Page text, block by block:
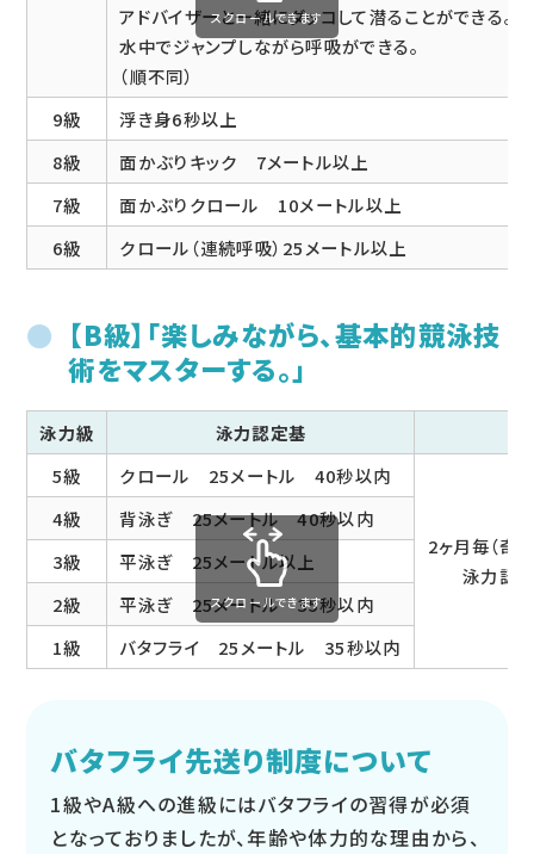
アドバイザーと一緒にダッコして潜ることができる。
水中でジャンプしながら呼吸ができる。
（順不同）
9級
浮き身6秒以上
8級
面かぶりキック 7メートル以上
7級
面かぶりクロール 10メートル以上
6級
クロール（連続呼吸）25メートル以上
スクロールできます
【B級】「楽しみながら、基本的競泳技
術をマスターする。」
泳力級 泳力認定基
5級
クロール 25メートル 40秒以内
2ヶ月毎（奇
泳力認
4級
背泳ぎ 25メートル 40秒以内
3級
平泳ぎ 25メートル以上
2級
平泳ぎ 25メートル 35秒以内
1級
バタフライ 25メートル 35秒以内
スクロールできます
バタフライ先送り制度について
1級やA級への進級にはバタフライの習得が必須
となっておりましたが、年齢や体力的な理由から、